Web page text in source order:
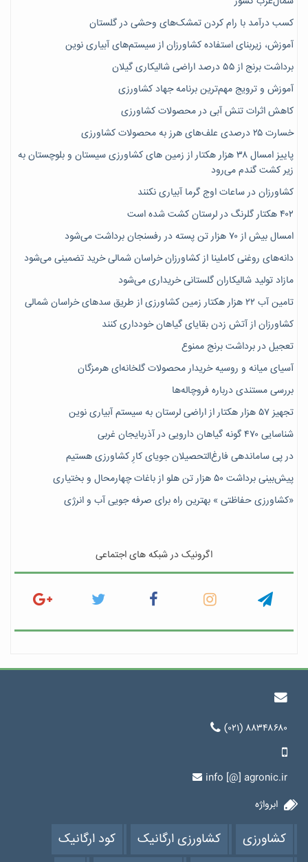
کسب درآمد با رام کردن تمشک‌های وحشی در گلستان
آموزش، زیربنای استفاده کشاورزان از سیستم‌های آبیاری نوین
برداشت برنج از ۵۵ درصد اراضی شالیکاری گیلان
آموزش و ترویج مهم‌ترین برنامه جهاد کشاورزی
کاهش اثرات تنش آبی در محصولات کشاورزی
خسارت ۲۵ درصدی علف‌های هرز به محصولات کشاورزی
پاییز امسال ۳۸ هزار هکتار از زمین های کشاورزی سیستان و بلوچستان به
زیر کشت گندم می‌رود
کشاورزان در ساعات اوج گرما آبیاری نکنند
۴۰۲ هکتار گلرنگ در لرستان کشت شده است
امسال بیش از ۷۰ هزار تن پسته در رفسنجان برداشت می‌شود
دانه‌های روغنی کاملینا از کشاورزان خراسان شمالی خرید تضمینی می‌شود
مازاد تولید شالیکاران گلستانی خریداری می‌شود
تامین آب ۲۲ هزار هکتار زمین کشاورزی از طریق سدهای خراسان شمالی
کشاورزان از آتش زدن بقایای گیاهان خودداری کنند
تعجیل در برداشت برنج ممنوع
آسیای میانه و روسیه خریدار محصولات گلخانه‌ای هرمزگان
بررسی مستندی درباره فروچاله‌ها
تجهیز ۵۷ هزار هکتار از اراضی لرستان به سیستم آبیاری نوین
شناسایی ۴۷٠ گونه گیاهان دارویی در آذربایجان غربی
در پی ساماندهی فارغ‌التحصیلان جویای کارِ کشاورزی هستیم
پیش‎‌بینی برداشت ۵۰ هزار تن هلو از باغات چهارمحال و بختیاری
«کشاورزی حفاظتی » بهترین راه برای صرفه جویی آب و انرژی
اگرونیک در شبکه های اجتماعی
(۰۲۱) ۸۸۳۴۸۶۸۰
info [@] agronic.ir
ابرواژه
کشاورزی کشاورزی ارگانیک کود ارگانیک